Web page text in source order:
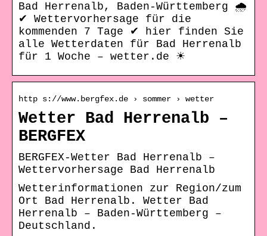
Bad Herrenalb, Baden-Württemberg 🌧️
✔ Wettervorhersage für die
kommenden 7 Tage ✔ hier finden Sie
alle Wetterdaten für Bad Herrenalb
für 1 Woche – wetter.de ☀
http s://www.bergfex.de › sommer › wetter
Wetter Bad Herrenalb –
BERGFEX
BERGFEX-Wetter Bad Herrenalb –
Wettervorhersage Bad Herrenalb
Wetterinformationen zur Region/zum
Ort Bad Herrenalb. Wetter Bad
Herrenalb – Baden-Württemberg –
Deutschland.